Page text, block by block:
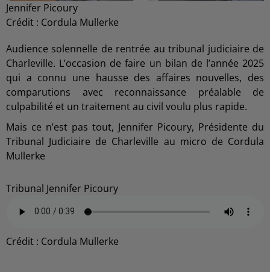
Jennifer Picoury
Crédit : Cordula Mullerke
Audience solennelle de rentrée au tribunal judiciaire de
Charleville. L’occasion de faire un bilan de l’année 2025
qui a connu une hausse des affaires nouvelles, des
comparutions avec reconnaissance préalable de
culpabilité et un traitement au civil voulu plus rapide.
Mais ce n’est pas tout, Jennifer Picoury, Présidente du
Tribunal Judiciaire de Charleville au micro de Cordula
Mullerke
Tribunal Jennifer Picoury
Crédit : Cordula Mullerke